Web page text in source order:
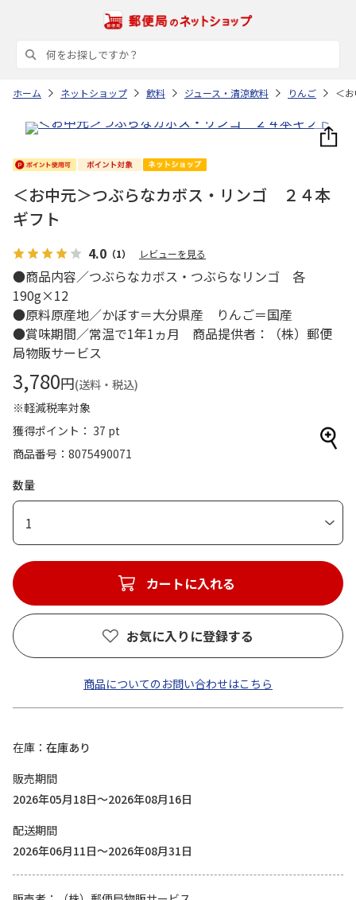
ホーム ネットショップ 飲料 ジュース・清涼飲料 りんご ＜
＜お中元＞つぶらなカボス・リンゴ ２４本
ギフト
4.0 （1） レビューを見る
●商品内容／つぶらなカボス・つぶらなリンゴ 各
190g×12
●原料原産地／かぼす＝大分県産 りんご＝国産
●賞味期間／常温で1年1ヵ月 商品提供者：（株）郵便
局物販サービス
3,780円(送料・税込)
※軽減税率対象
獲得ポイント： 37 pt
商品番号
8075490071
数量
1
カートに入れる
お気に入りに登録する
商品についてのお問い合わせはこちら
在庫
在庫あり
販売期間
2026年05月18日～2026年08月16日
配送期間
2026年06月11日～2026年08月31日